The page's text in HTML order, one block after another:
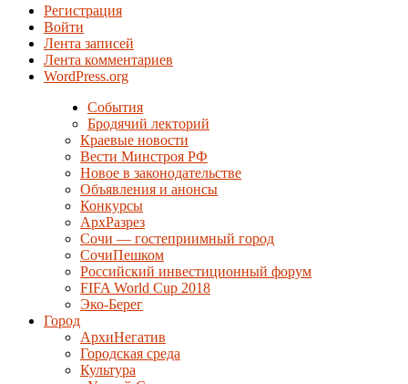
Регистрация
Войти
Лента записей
Лента комментариев
WordPress.org
События
Бродячий лекторий
Краевые новости
Вести Минстроя РФ
Новое в законодательстве
Объявления и анонсы
Конкурсы
АрхРазрез
Сочи — гостеприимный город
СочиПешком
Российский инвестиционный форум
FIFA World Cup 2018
Эко-Берег
Город
АрхиНегатив
Городская среда
Культура